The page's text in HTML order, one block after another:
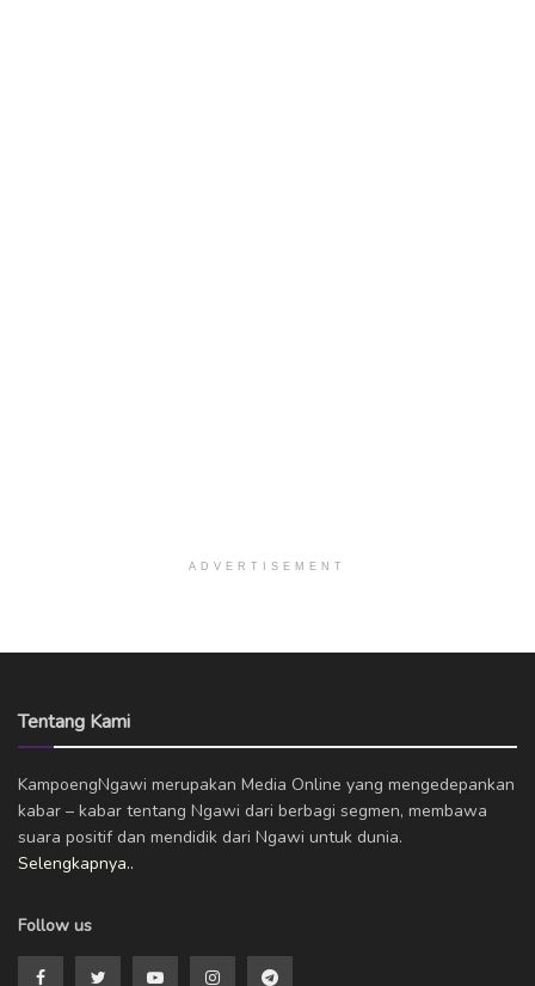
ADVERTISEMENT
Tentang Kami
KampoengNgawi merupakan Media Online yang mengedepankan
kabar – kabar tentang Ngawi dari berbagi segmen, membawa
suara positif dan mendidik dari Ngawi untuk dunia.
Selengkapnya..
Follow us